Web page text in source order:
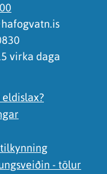
virka daga
- tölur